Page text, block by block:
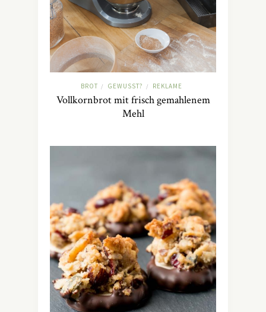
BROT / GEWUSST? / REKLAME
Vollkornbrot mit frisch gemahlenem
Mehl